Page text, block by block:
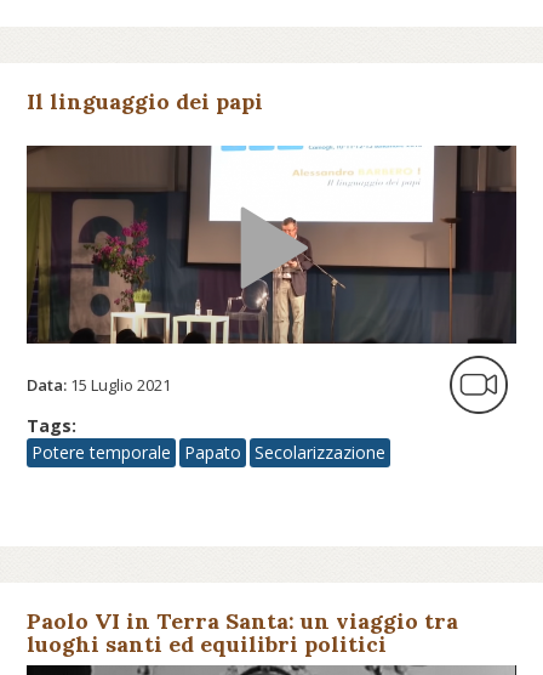
Il linguaggio dei papi
Data: 15 Luglio 2021
Tags:
Potere temporale
Papato Secolarizzazione
Paolo VI in Terra Santa: un viaggio tra
luoghi santi ed equilibri politici